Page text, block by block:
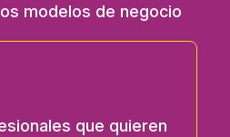
modelos de negocio
que quieren